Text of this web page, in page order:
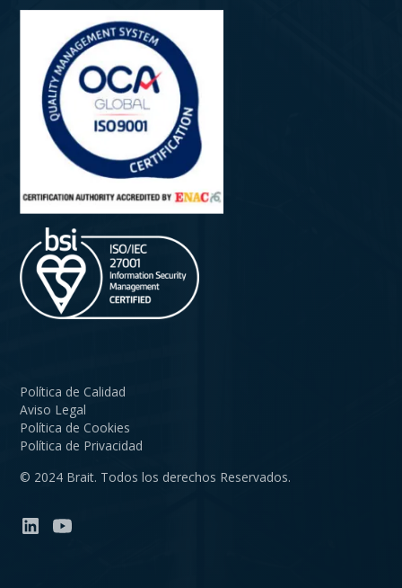
© 2024 Brait. Todos los derechos Reservados.
Política de Privacidad
Política de Cookies
Aviso Legal
Política de Calidad